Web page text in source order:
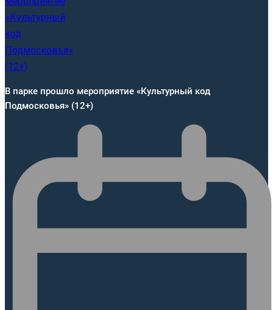
В парке прошло мероприятие «Культурный код
Подмосковья» (12+)